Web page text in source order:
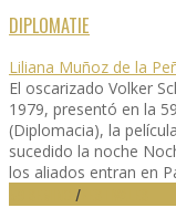
DIPLOMATIE
Liliana Muñoz de la
El oscarizado Volker
1979, presentó en la
(Diplomacia), la
sucedido la noche
los aliados entran en
/